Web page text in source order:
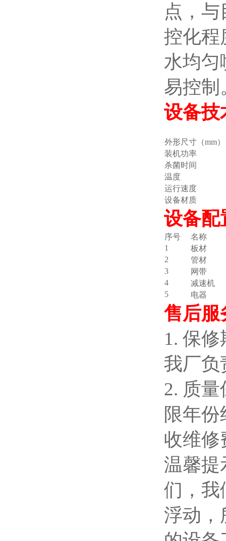
点，
控化程
水均匀
易控制
设备
外形尺寸（mm）
装机功率
杀菌时间
温度
运行速度
设备材质
设备配
序号
名称
1
板材
2
管材
3
网带
4
减速机
5
电器
售后服
1. 保
我厂负
2. 质
限年
收维修
温馨提
们，我
浮动，